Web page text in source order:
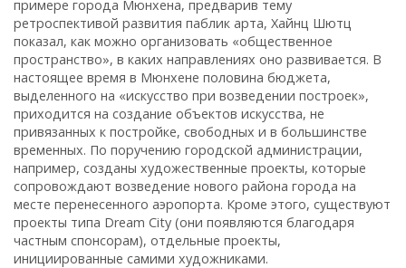
примере города Мюнхена, предварив тему
ретроспективой развития паблик арта, Хайнц Шютц
показал, как можно организовать «общественное
пространство», в каких направлениях оно развивается. В
настоящее время в Мюнхене половина бюджета,
выделенного на «искусство при возведении построек»,
приходится на создание объектов искусства, не
привязанных к постройке, свободных и в большинстве
временных. По поручению городской администрации,
например, созданы художественные проекты, которые
сопровождают возведение нового района города на
месте перенесенного аэропорта. Кроме этого, существуют
проекты типа Dream City (они появляются благодаря
частным спонсорам), отдельные проекты,
инициированные самими художниками.